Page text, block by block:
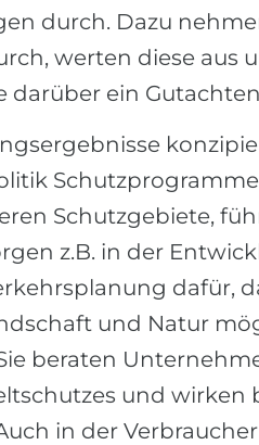
durch. Dazu
werten diese aus
darüber ein
Schutzgebiete,
z.B. in der
dafür,
und Natur
beraten
und wirken
in der